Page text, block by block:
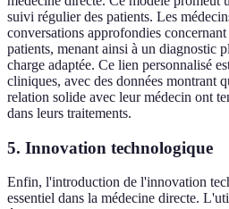
suivi régulier des patients. Les
conversations approfondies
patients, menant ainsi à un diagnostic
charge adaptée. Ce lien personnalisé
cliniques, avec des données montrant
relation solide avec leur médecin ont
dans leurs traitements.
5. Innovation technologique
Enfin, l'introduction de l'innovation
essentiel dans la médecine directe.